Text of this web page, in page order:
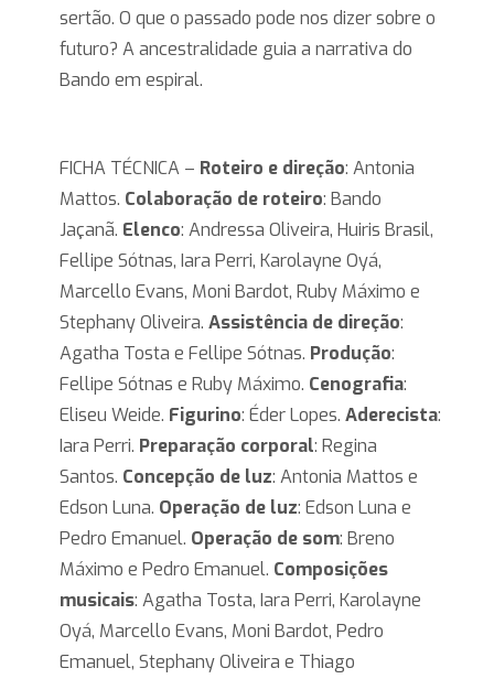
sertão. O que o passado pode nos dizer sobre o
futuro? A ancestralidade guia a narrativa do
Bando em espiral.
FICHA TÉCNICA – Roteiro e direção: Antonia
Mattos. Colaboração de roteiro: Bando
Jaçanã. Elenco: Andressa Oliveira, Huiris Brasil,
Fellipe Sótnas, Iara Perri, Karolayne Oyá,
Marcello Evans, Moni Bardot, Ruby Máximo e
Stephany Oliveira. Assistência de direção:
Agatha Tosta e Fellipe Sótnas. Produção:
Fellipe Sótnas e Ruby Máximo. Cenografia:
Eliseu Weide. Figurino: Éder Lopes. Aderecista:
Iara Perri. Preparação corporal: Regina
Santos. Concepção de luz: Antonia Mattos e
Edson Luna. Operação de luz: Edson Luna e
Pedro Emanuel. Operação de som: Breno
Máximo e Pedro Emanuel. Composições
musicais: Agatha Tosta, Iara Perri, Karolayne
Oyá, Marcello Evans, Moni Bardot, Pedro
Emanuel, Stephany Oliveira e Thiago